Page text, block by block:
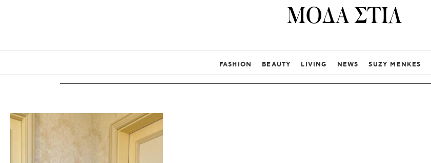
ΜΟΔΑ ΣΤΙΛ
FASHION BEAUTY LIVING NEWS SUZY MENKES